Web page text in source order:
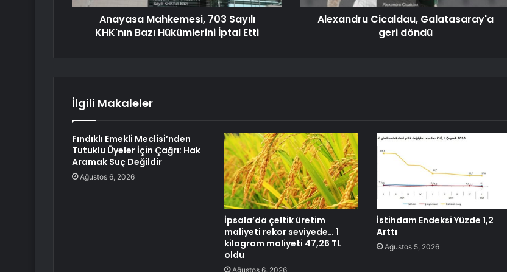
Anayasa Mahkemesi, 703 Sayılı
KHK'nın Bazı Hükümlerini İptal Etti
Alexandru Cicaldau, Galatasaray'a
geri döndü
İlgili Makaleler
Fındıklı Emekli Meclisi’nden
Tutuklu Üyeler İçin Çağrı: Hak
Aramak Suç Değildir
Ağustos 6, 2026
İpsala’da çeltik üretim
maliyeti rekor seviyede… 1
kilogram maliyeti 47,26 TL
oldu
Ağustos 6, 2026
İstihdam Endeksi Yüzde 1,2
Arttı
Ağustos 5, 2026